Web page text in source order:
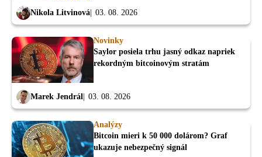
Nikola Litvinová 03. 08. 2026
Novinky
Saylor posiela trhu jasný odkaz napriek
rekordným bitcoinovým stratám
Marek Jendrál 03. 08. 2026
Analýzy
Bitcoin mieri k 50 000 dolárom? Graf
ukazuje nebezpečný signál